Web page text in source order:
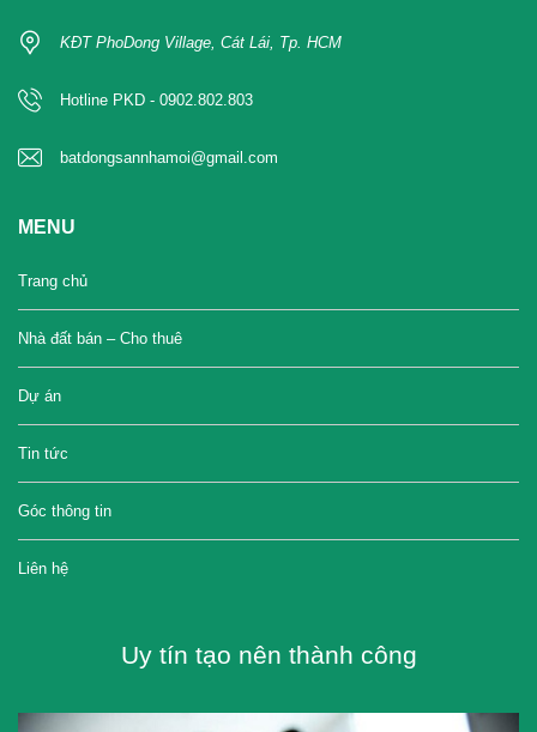
KĐT PhoDong Village, Cát Lái, Tp. HCM
Hotline PKD - 0902.802.803
batdongsannhamoi@gmail.com
MENU
Trang chủ
Nhà đất bán – Cho thuê
Dự án
Tin tức
Góc thông tin
Liên hệ
Uy tín tạo nên thành công